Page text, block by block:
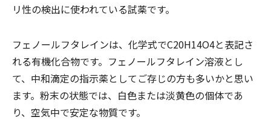
リ性の検出に使われている試薬です。
フェノールフタレインは、化学式でC20H14O4と表記さ
れる有機化合物です。フェノールフタレイン溶液とし
て、中和滴定の指示薬としてご存じの方も多いかと思い
ます。粉末の状態では、白色または淡黄色の個体であ
り、空気中で安定な物質です。